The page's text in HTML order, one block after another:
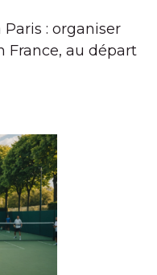
: organiser
France, au départ